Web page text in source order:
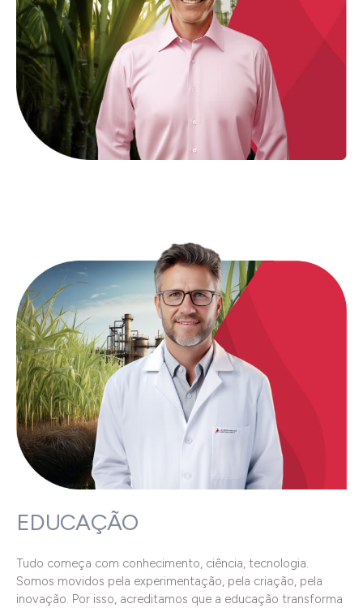
EDUCAÇÃO
Tudo começa com conhecimento, ciência, tecnologia.
Somos movidos pela experimentação, pela criação, pela
inovação. Por isso, acreditamos que a educação transforma